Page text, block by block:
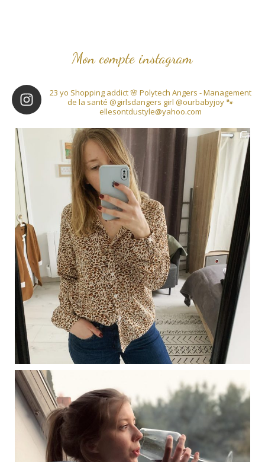
Mon compte instagram
23 yo Shopping addict 🌸 Polytech Angers - Management
de la santé @girlsdangers girl @ourbabyjoy 🐾
ellesontdustyle@yahoo.com